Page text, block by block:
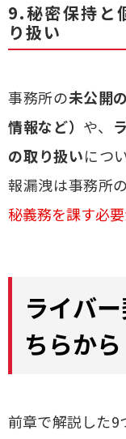
9.秘密保持と
り扱い
事務所の未公開
情報など） や、
の取り扱いにつ
報漏洩は事務所
秘義務を課す必要
ライバ
ちらから
前章で解説した9